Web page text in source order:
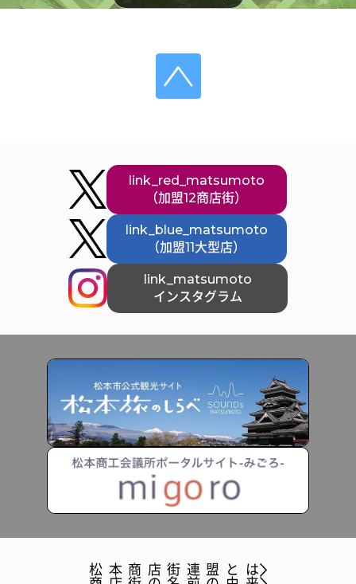
link_red_matsumoto
（加盟12商店街）
link_blue_matsumoto
（加盟11大型店）
link_matsumoto
インスタグラム
松本商店街連盟とは